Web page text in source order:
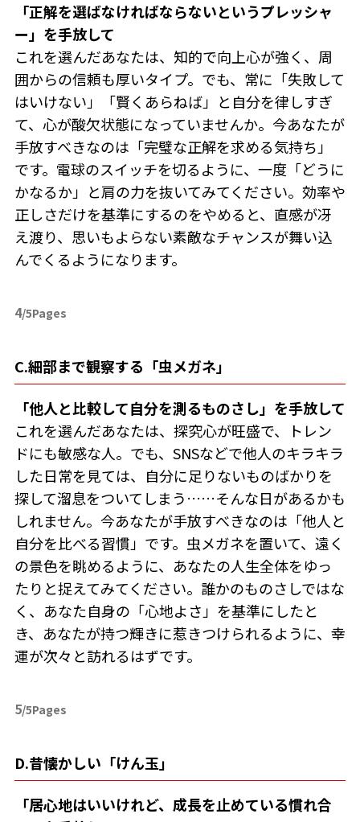
「正解を選ばなければならないというプレッシャ
ー」を手放して
これを選んだあなたは、知的で向上心が強く、周
囲からの信頼も厚いタイプ。でも、常に「失敗して
はいけない」「賢くあらねば」と自分を律しすぎ
て、心が酸欠状態になっていませんか。今あなたが
手放すべきなのは「完璧な正解を求める気持ち」
です。電球のスイッチを切るように、一度「どうに
かなるか」と肩の力を抜いてみてください。効率や
正しさだけを基準にするのをやめると、直感が冴
え渡り、思いもよらない素敵なチャンスが舞い込
んでくるようになります。
4/5Pages
C.細部まで観察する「虫メガネ」
「他人と比較して自分を測るものさし」を手放して
これを選んだあなたは、探究心が旺盛で、トレン
ドにも敏感な人。でも、SNSなどで他人のキラキラ
した日常を見ては、自分に足りないものばかりを
探して溜息をついてしまう……そんな日があるかも
しれません。今あなたが手放すべきなのは「他人と
自分を比べる習慣」です。虫メガネを置いて、遠く
の景色を眺めるように、あなたの人生全体をゆっ
たりと捉えてみてください。誰かのものさしではな
く、あなた自身の「心地よさ」を基準にしたと
き、あなたが持つ輝きに惹きつけられるように、幸
運が次々と訪れるはずです。
5/5Pages
D.昔懐かしい「けん玉」
「居心地はいいけれど、成長を止めている慣れ合